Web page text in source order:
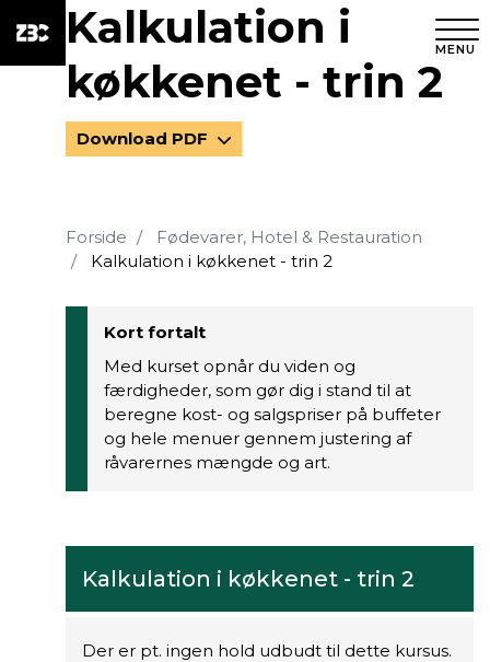
MENU
Kalkulation i
køkkenet - trin 2
Download PDF
Forside
Fødevarer, Hotel & Restauration
Kalkulation i køkkenet - trin 2
Kort fortalt
Med kurset opnår du viden og
færdigheder, som gør dig i stand til at
beregne kost- og salgspriser på buffeter
og hele menuer gennem justering af
råvarernes mængde og art.
Kalkulation i køkkenet - trin 2
Der er pt. ingen hold udbudt til dette kursus.